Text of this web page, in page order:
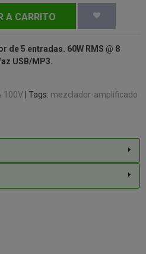
A CARRITO
de 5 entradas. 60W RMS @ 8
USB/MP3.
100V Tags: mezclador-amplificado